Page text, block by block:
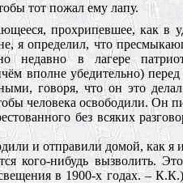
тот пожал ему лапу.
прохрипевшее, как в
я определил, что
недавно в лагере
вполне убедительно)
говоря, что он это
человека освободили. Он
без всяких
и отправили домой, как я
кого-нибудь вызволить.
в 1900-х годах. –